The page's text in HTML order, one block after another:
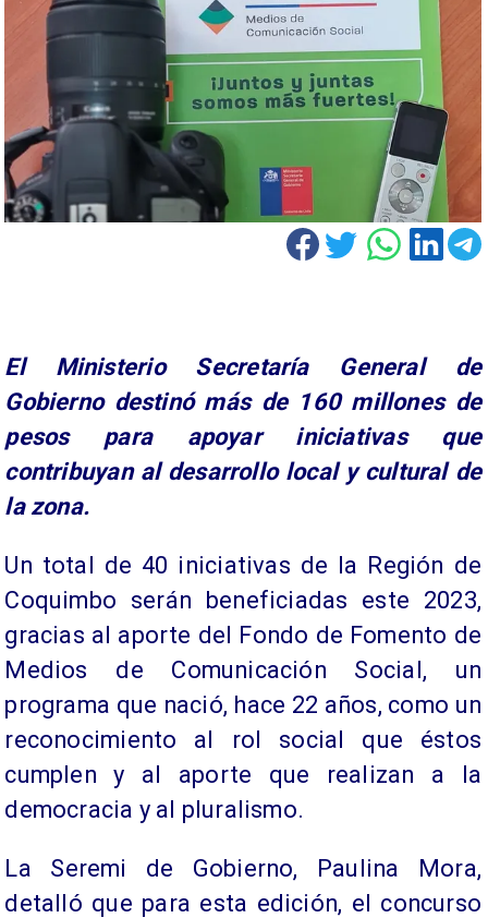
El Ministerio Secretaría General de
Gobierno destinó más de 160 millones de
pesos para apoyar iniciativas que
contribuyan al desarrollo local y cultural de
la zona.
Un total de 40 iniciativas de la Región de
Coquimbo serán beneficiadas este 2023,
gracias al aporte del Fondo de Fomento de
Medios de Comunicación Social, un
programa que nació, hace 22 años, como un
reconocimiento al rol social que éstos
cumplen y al aporte que realizan a la
democracia y al pluralismo.
La Seremi de Gobierno, Paulina Mora,
detalló que para esta edición, el concurso